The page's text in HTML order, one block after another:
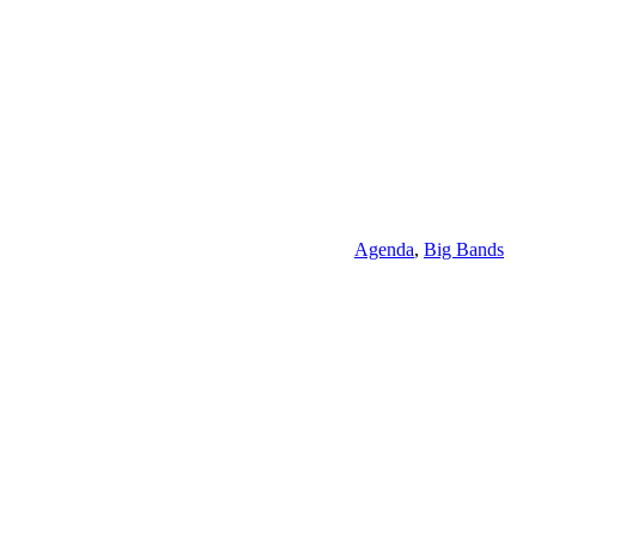
Agenda, Big Bands